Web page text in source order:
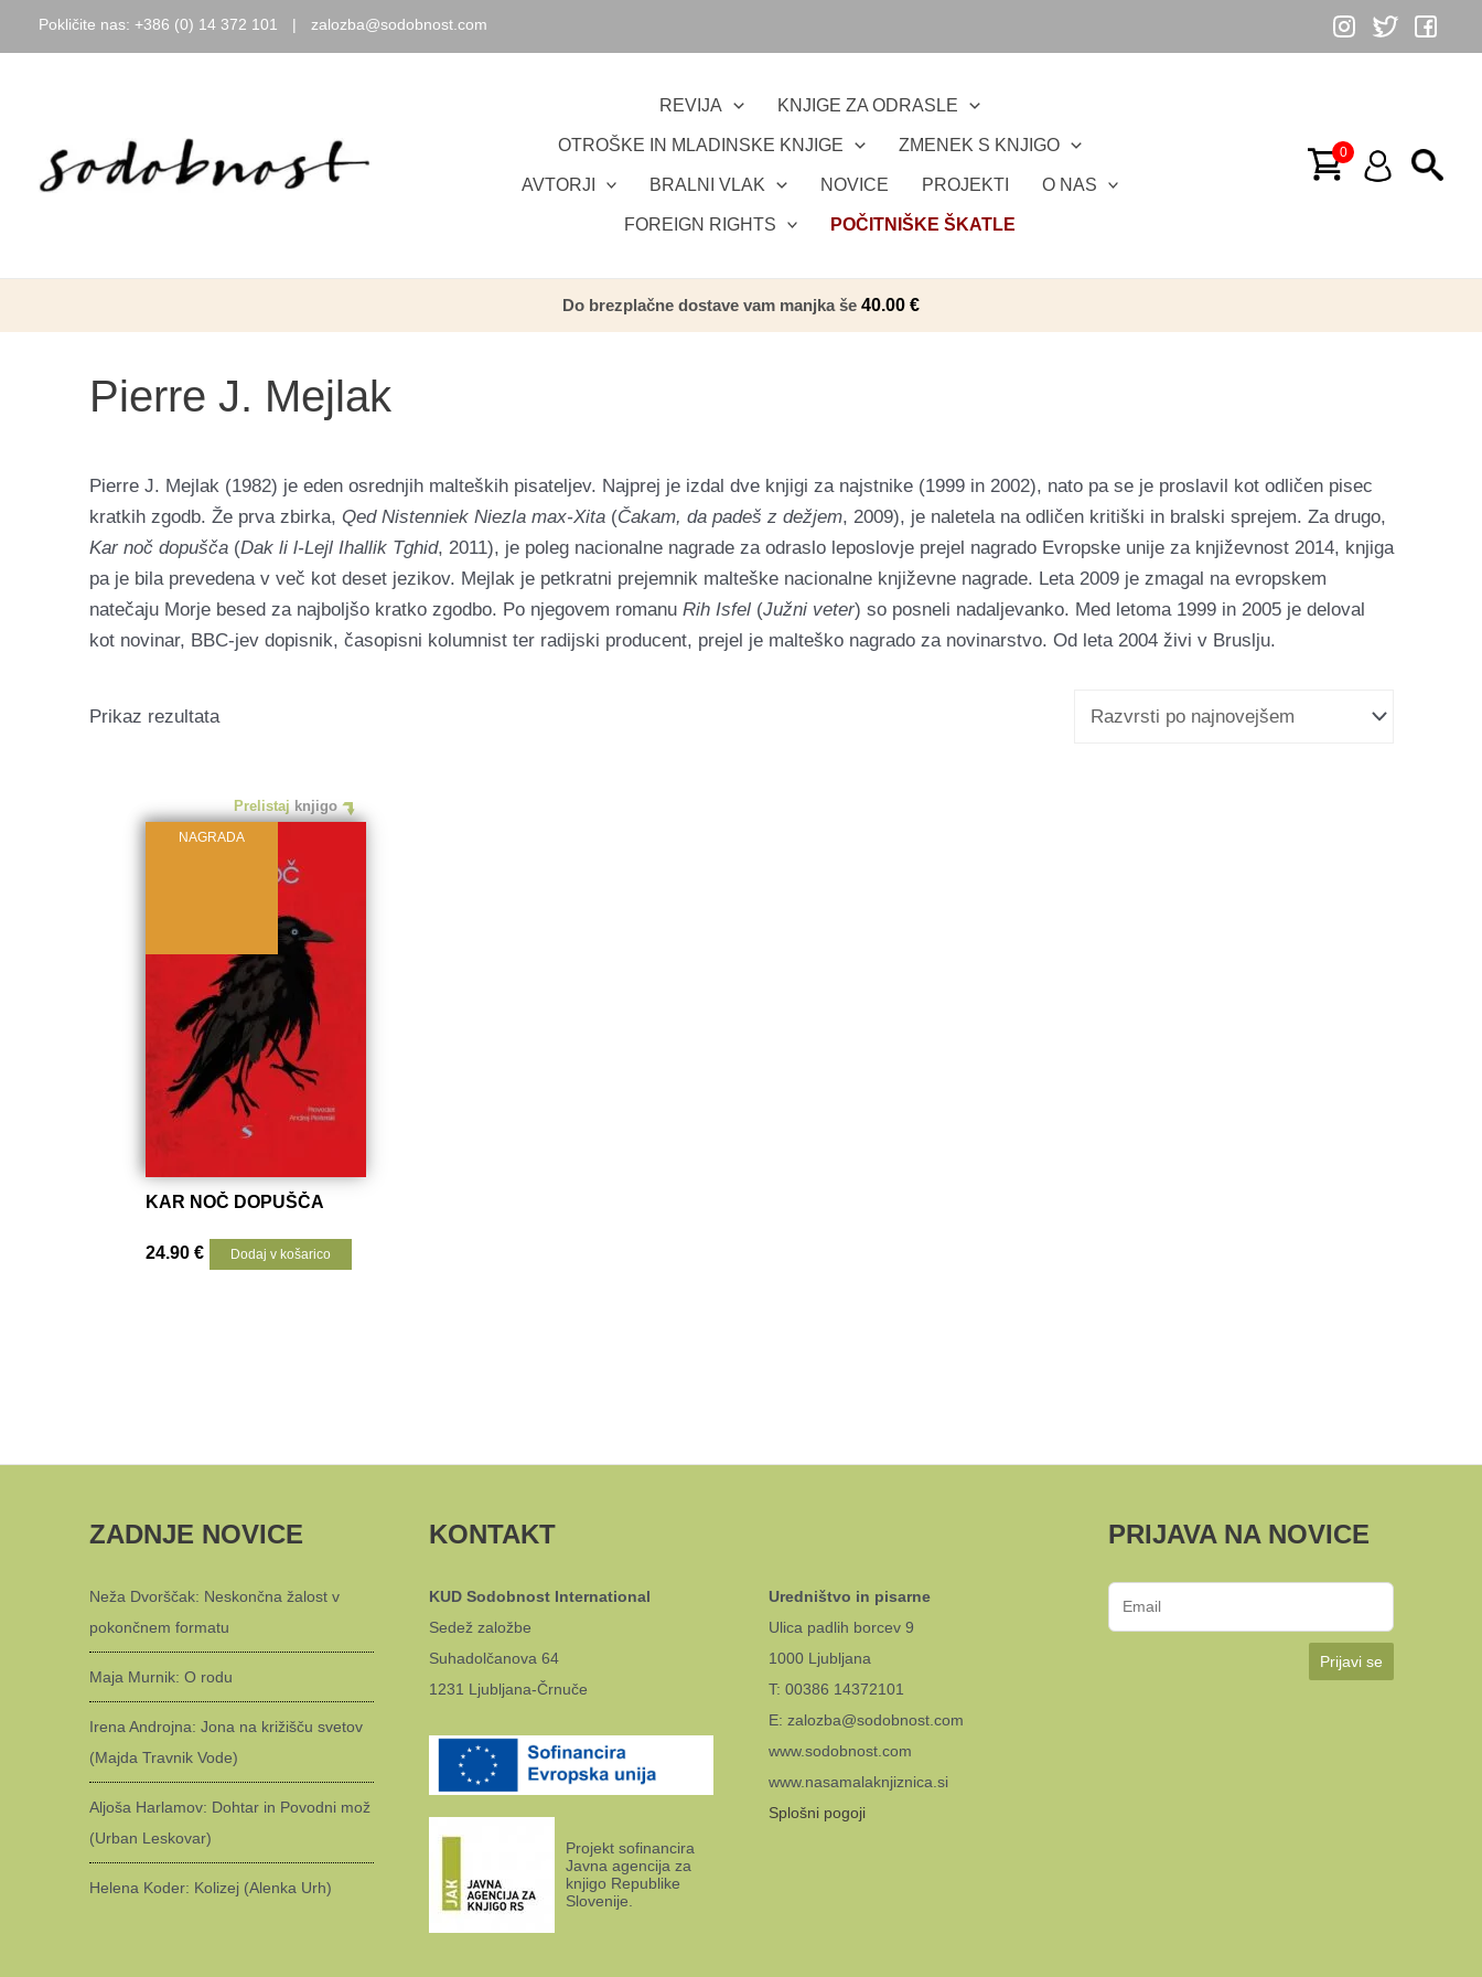
Pokličite nas: +386 (0) 14 372 101 | zalozba@sodobnost.com
REVIJA KNJIGE ZA ODRASLE
OTROŠKE IN MLADINSKE KNJIGE ZMENEK S KNJIGO
AVTORJI BRALNI VLAK NOVICE PROJEKTI O NAS
FOREIGN RIGHTS POČITNIŠKE ŠKATLE
Do brezplačne dostave vam manjka še 40.00 €
Pierre J. Mejlak
Pierre J. Mejlak (1982) je eden osrednjih malteških pisateljev. Najprej je izdal dve knjigi za najstnike (1999 in 2002), nato pa se je proslavil kot odličen pisec
kratkih zgodb. Že prva zbirka, Qed Nistenniek Niezla max-Xita(Čakam, da padeš z dežjem, 2009), je naletela na odličen kritiški in bralski sprejem. Za drugo,
Kar noč dopušča(Dak li l-Lejl Ihallik Tghid, 2011), je poleg nacionalne nagrade za odraslo leposlovje prejel nagrado Evropske unije za književnost 2014, knjiga
pa je bila prevedena v več kot deset jezikov. Mejlak je petkratni prejemnik malteške nacionalne književne nagrade. Leta 2009 je zmagal na evropskem
natečaju Morje besed za najboljšo kratko zgodbo. Po njegovem romanu Rih Isfel(Južni veter) so posneli nadaljevanko. Med letoma 1999 in 2005 je deloval
kot novinar, BBC-jev dopisnik, časopisni kolumnist ter radijski producent, prejel je malteško nagrado za novinarstvo. Od leta 2004 živi v Bruslju.
Prikaz rezultata
Prelistaj knjigo
NAGRADA
KAR NOČ DOPUŠČA
24.90€ Dodaj v košarico
ZADNJE NOVICE
Neža Dvorščak: Neskončna žalost v
pokončnem formatu
Maja Murnik: O rodu
Irena Androjna: Jona na križišču svetov
(Majda Travnik Vode)
Aljoša Harlamov: Dohtar in Povodni mož
(Urban Leskovar)
Helena Koder: Kolizej (Alenka Urh)
KONTAKT
KUD Sodobnost International
Sedež založbe
Suhadolčanova 64
1231 Ljubljana-Črnuče
Projekt sofinancira
Javna agencija za
knjigo Republike
Slovenije.
Uredništvo in pisarne
Ulica padlih borcev 9
1000 Ljubljana
T: 00386 14372101
E: zalozba@sodobnost.com
www.sodobnost.com
www.nasamalaknjiznica.si
Splošni pogoji
PRIJAVA NA NOVICE
Prijavi se